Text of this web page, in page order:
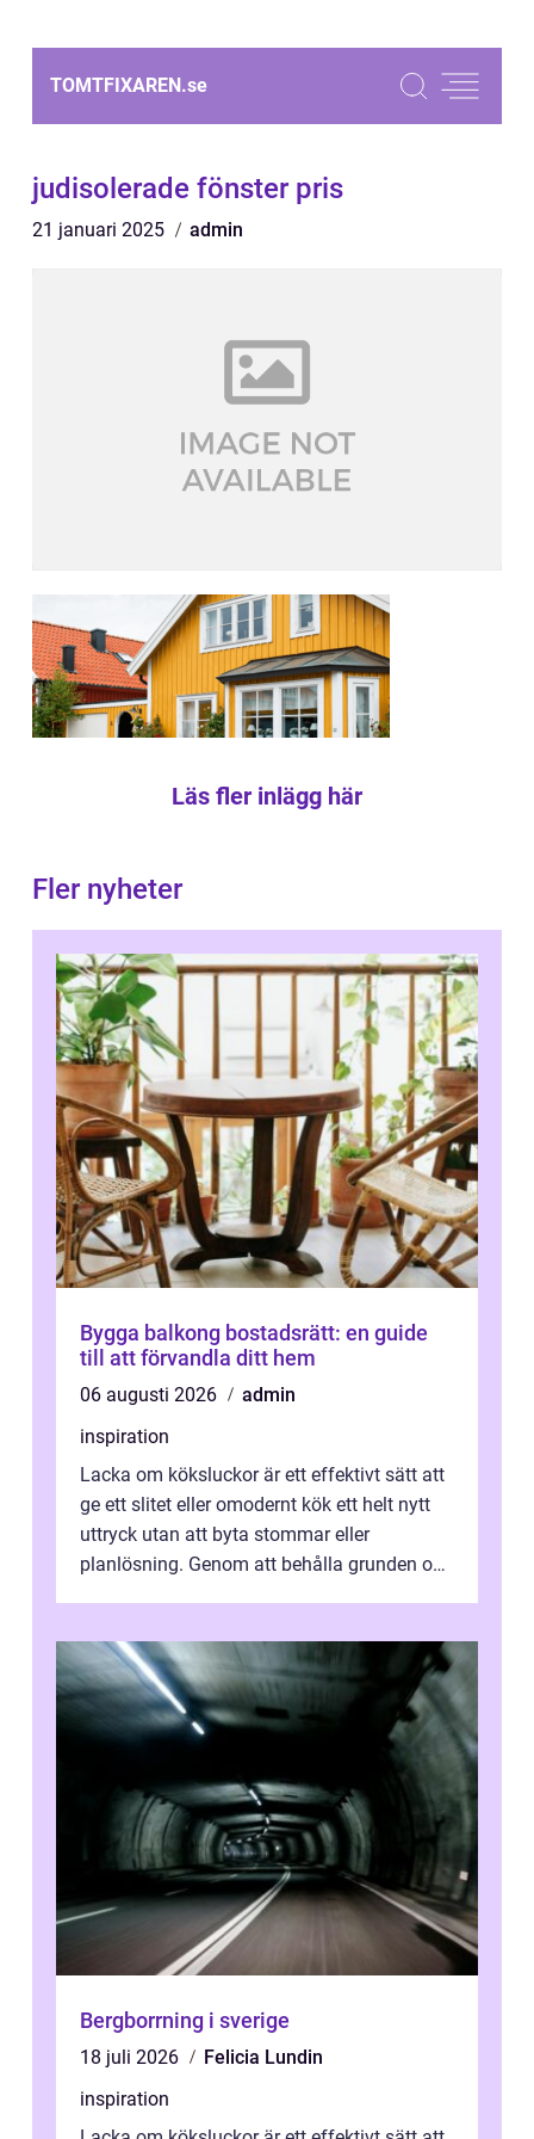
TOMTFIXAREN.se
judisolerade fönster pris
21 januari 2025 admin
Läs fler inlägg här
Fler nyheter
Bygga balkong bostadsrätt: en guide
till att förvandla ditt hem
06 augusti 2026
admin
inspiration
Lacka om köksluckor är ett effektivt sätt att
ge ett slitet eller omodernt kök ett helt nytt
uttryck utan att byta stommar eller
planlösning. Genom att behålla grunden och
Bergborrning i sverige
18 juli 2026
Felicia Lundin
inspiration